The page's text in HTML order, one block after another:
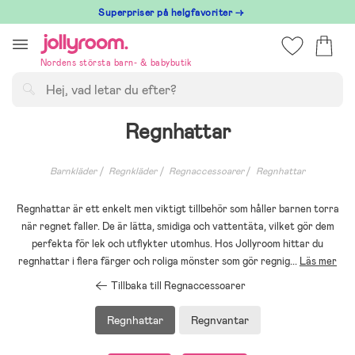
till
innehållet
Superpriser på helgfavoriter →
Nordens största barn- & babybutik
Regnhattar
Barnkläder Regnkläder Regnaccessoarer Regnhattar
Regnhattar är ett enkelt men viktigt tillbehör som håller barnen torra
när regnet faller. De är lätta, smidiga och vattentäta, vilket gör dem
perfekta för lek och utflykter utomhus. Hos Jollyroom hittar du
regnhattar i flera färger och roliga mönster som gör regnig... Läs mer
Tillbaka till Regnaccessoarer
Regnhattar Regnvantar